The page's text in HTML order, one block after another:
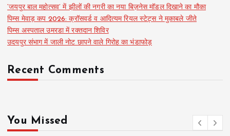
‘जयपुर बाल महोत्सव’ में झीलों की नगरी का नया बिज़नेस मॉडल दिखाने का मौका
पिम्स मेवाड़ कप 2026: क्रॉसवर्ड व आदित्यम रियल स्टेट्स ने मुकाबले जीते
पिम्स अस्पताल उमरडा में रक्तदान शिविर
उदयपुर संभाग में जाली नोट छापने वाले गिरोह का भंडाफोड़
Recent Comments
You Missed